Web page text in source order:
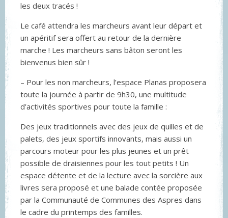
les deux tracés !
Le café attendra les marcheurs avant leur départ et
un apéritif sera offert au retour de la dernière
marche ! Les marcheurs sans bâton seront les
bienvenus bien sûr !
– Pour les non marcheurs, l’espace Planas proposera
toute la journée à partir de 9h30, une multitude
d’activités sportives pour toute la famille :
Des jeux traditionnels avec des jeux de quilles et de
palets, des jeux sportifs innovants, mais aussi un
parcours moteur pour les plus jeunes et un prêt
possible de draisiennes pour les tout petits ! Un
espace détente et de la lecture avec la sorcière aux
livres sera proposé et une balade contée proposée
par la Communauté de Communes des Aspres dans
le cadre du printemps des familles.